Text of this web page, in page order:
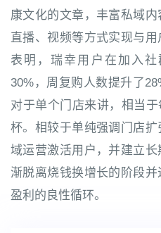
康文化的文章，丰富私域内
直播、视频等方式实现与
表明，瑞幸用户在加入
30%，周复购人数提升了
对于单个门店来讲，相当
杯。相较于单纯强调门店
域运营激活用户，并建立
渐脱离烧钱换增长的阶段
盈利的良性循环。